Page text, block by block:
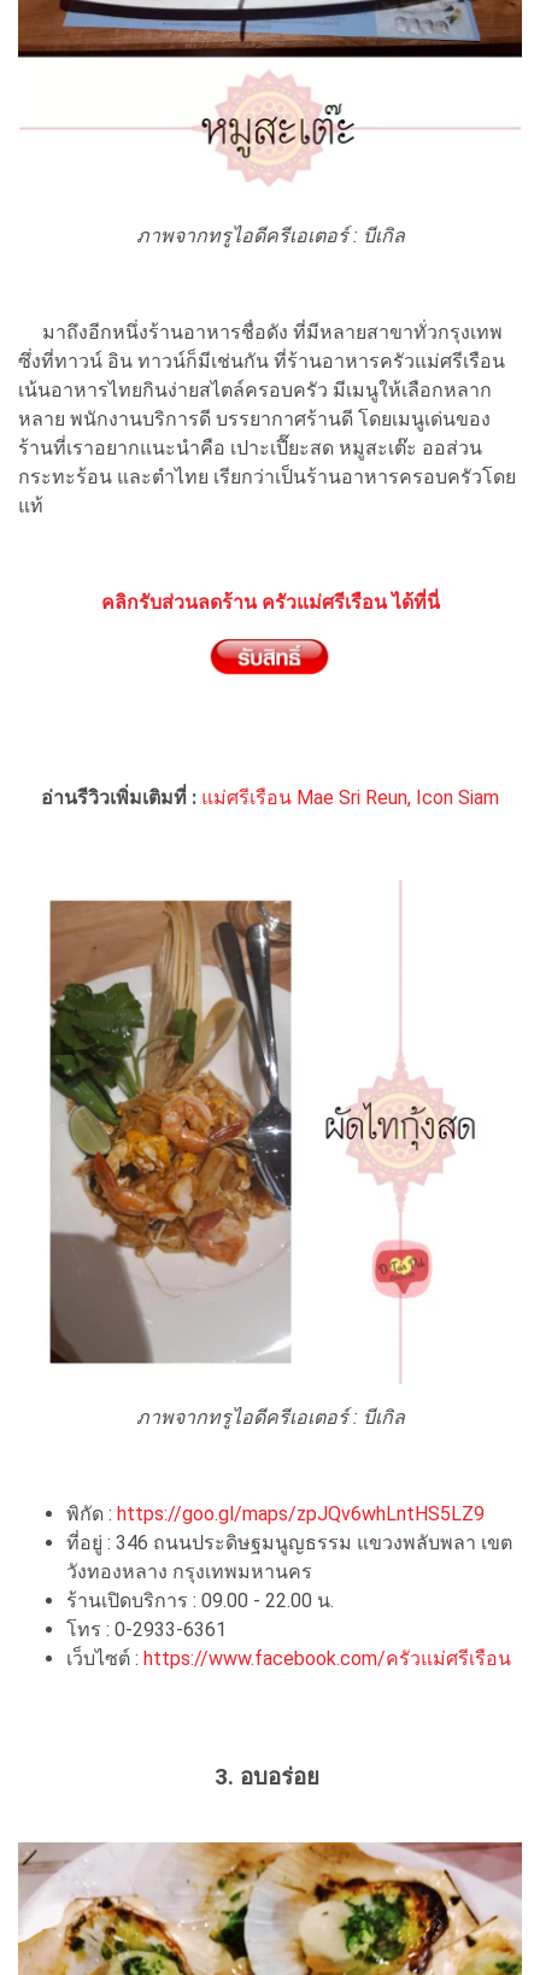
ภาพจากทรูไอดีครีเอเตอร์ : บีเกิล
มาถึงอีกหนึ่งร้านอาหารชื่อดัง ที่มีหลายสาขาทั่วกรุงเทพ
ซึ่งที่ทาวน์ อิน ทาวน์ก็มีเช่นกัน ที่ร้านอาหารครัวแม่ศรีเรือน
เน้นอาหารไทยกินง่ายสไตล์ครอบครัว มีเมนูให้เลือกหลาก
หลาย พนักงานบริการดี บรรยากาศร้านดี โดยเมนูเด่นของ
ร้านที่เราอยากแนะนำคือ เปาะเปี๊ยะสด หมูสะเต๊ะ ออส่วน
กระทะร้อน และตำไทย เรียกว่าเป็นร้านอาหารครอบครัวโดย
แท้
คลิกรับส่วนลดร้าน ครัวแม่ศรีเรือน ได้ที่นี่
อ่านรีวิวเพิ่มเติมที่ : แม่ศรีเรือน Mae Sri Reun, Icon Siam
ภาพจากทรูไอดีครีเอเตอร์ : บีเกิล
พิกัด : https://goo.gl/maps/zpJQv6whLntHS5LZ9
ที่อยู่ : 346 ถนนประดิษฐมนูญธรรม แขวงพลับพลา เขต
วังทองหลาง กรุงเทพมหานคร
ร้านเปิดบริการ : 09.00 - 22.00 น.
โทร : 0-2933-6361
เว็บไซต์ : https://www.facebook.com/ครัวแม่ศรีเรือน
3. อบอร่อย